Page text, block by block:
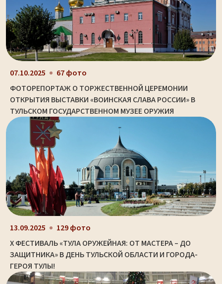
07.10.2025
67 фото
ФОТОРЕПОРТАЖ О ТОРЖЕСТВЕННОЙ ЦЕРЕМОНИИ
ОТКРЫТИЯ ВЫСТАВКИ «ВОИНСКАЯ СЛАВА РОССИИ» В
ТУЛЬСКОМ ГОСУДАРСТВЕННОМ МУЗЕЕ ОРУЖИЯ
13.09.2025
129 фото
X ФЕСТИВАЛЬ «ТУЛА ОРУЖЕЙНАЯ: ОТ МАСТЕРА – ДО
ЗАЩИТНИКА» В ДЕНЬ ТУЛЬСКОЙ ОБЛАСТИ И ГОРОДА-
ГЕРОЯ ТУЛЫ!